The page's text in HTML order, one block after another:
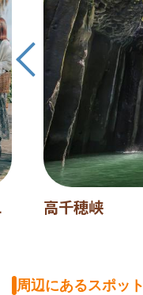
高千穂峡
周辺にあるスポット